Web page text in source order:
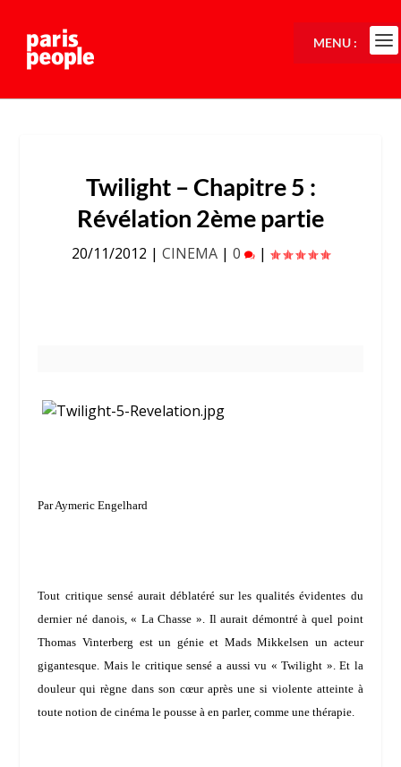
Twilight – Chapitre 5 :
Révélation 2ème partie
20/11/2012 | CINEMA | 0 |
Par Aymeric Engelhard
Tout critique sensé aurait déblatéré sur les qualités évidentes du
dernier né danois, « La Chasse ». Il aurait démontré à quel point
Thomas Vinterberg est un génie et Mads Mikkelsen un acteur
gigantesque. Mais le critique sensé a aussi vu « Twilight ». Et la
douleur qui règne dans son cœur après une si violente atteinte à
toute notion de cinéma le pousse à en parler, comme une thérapie.
MENU :